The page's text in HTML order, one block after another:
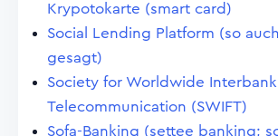
Krypotokarte (smart card)
Social Lending Platform (so
gesagt)
Society for Worldwide Interbank
Telecommunication (SWIFT)
Sofa-Banking (settee banking;